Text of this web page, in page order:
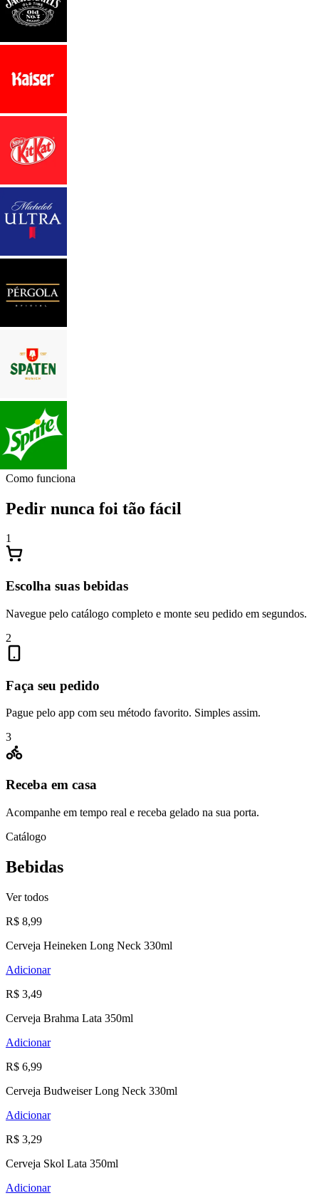
Como funciona
Pedir nunca foi tão fácil
1
Escolha suas bebidas
Navegue pelo catálogo completo e monte seu pedido em segundos.
2
Faça seu pedido
Pague pelo app com seu método favorito. Simples assim.
3
Receba em casa
Acompanhe em tempo real e receba gelado na sua porta.
Catálogo
Bebidas
Ver todos
R$ 8,99
Cerveja Heineken Long Neck 330ml
Adicionar
R$ 3,49
Cerveja Brahma Lata 350ml
Adicionar
R$ 6,99
Cerveja Budweiser Long Neck 330ml
Adicionar
R$ 3,29
Cerveja Skol Lata 350ml
Adicionar